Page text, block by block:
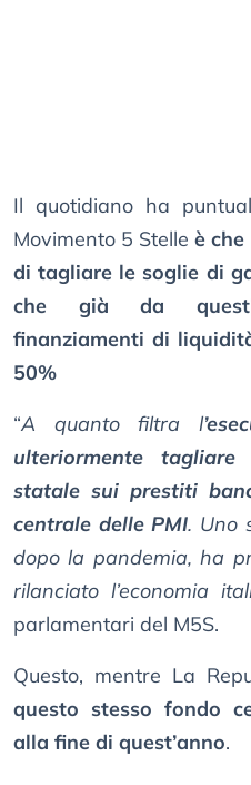
Il quotidiano ha
Movimento 5 Stelle è
di tagliare le soglie di
che già da
finanziamenti di
50%
“A quanto filtra l
ulteriormente
statale sui prestiti
centrale delle PMI. Uno
dopo la pandemia, ha
rilanciato l’economia
parlamentari del M5S.
Questo, mentre La
questo stesso fondo
alla fine di quest’anno.